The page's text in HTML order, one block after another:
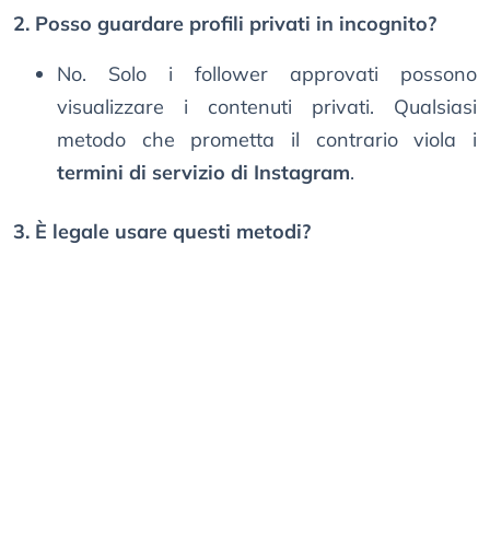
2. Posso guardare profili privati in incognito?
No. Solo i follower approvati possono
visualizzare i contenuti privati. Qualsiasi
metodo che prometta il contrario viola i
termini di servizio di Instagram.
3. È legale usare questi metodi?